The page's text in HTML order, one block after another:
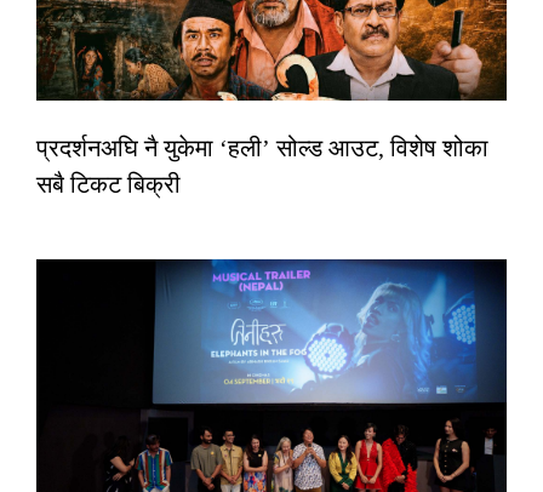
प्रदर्शनअघि नै युकेमा ‘हली’ सोल्ड आउट, विशेष शोका
सबै टिकट बिक्री